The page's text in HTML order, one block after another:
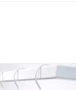
KLEIDERBUGEL